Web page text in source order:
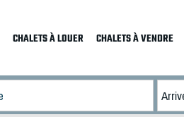
CHALETS À LOUER CHALETS À VENDRE